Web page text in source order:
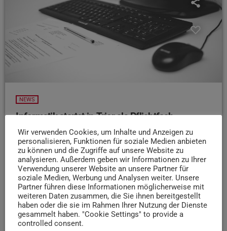
NEWS
Informatik startet in Trier als Pflichtfach
Zum Schulstart nächsten Montag beginnt das Humboldt-
Gymnasium Trier HGT als eine von 28 Pilotschulen in
Rheinland-Pfalz probeweise damit, Informatik als
Pflichtfach zu unterrichten. Das Fach wird in der siebten
bis zehnten Klassen vier Stunden pro Woche unterrichtet
– teilweise entfallen dafür Stunden im Physik-, Kunst- und
Musikunterricht. Ab dem Jahr 2028 soll Informatik dann
an allen Schulen in Rheinland-Pfalz als Pflichtfach
unterrichtet werden.
Wir verwenden Cookies, um Inhalte und Anzeigen zu
personalisieren, Funktionen für soziale Medien anbieten
zu können und die Zugriffe auf unsere Website zu
analysieren. Außerdem geben wir Informationen zu Ihrer
Verwendung unserer Website an unsere Partner für
soziale Medien, Werbung und Analysen weiter. Unsere
Partner führen diese Informationen möglicherweise mit
weiteren Daten zusammen, die Sie ihnen bereitgestellt
haben oder die sie im Rahmen Ihrer Nutzung der Dienste
gesammelt haben. "Cookie Settings" to provide a
controlled consent.